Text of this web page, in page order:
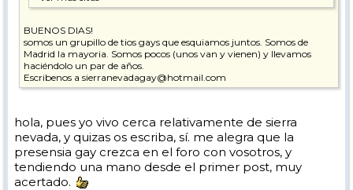
BUENOS DIAS!
somos un grupillo de tios gays que esquiamos juntos. Somos de
Madrid la mayoria. Somos pocos (unos van y vienen) y llevamos
haciéndolo un par de años.
Escribenos a sierranevadagay@hotmail.com
hola, pues yo vivo cerca relativamente de sierra
nevada, y quizas os escriba, sí. me alegra que la
presensia gay crezca en el foro con vosotros, y
tendiendo una mano desde el primer post, muy
acertado.